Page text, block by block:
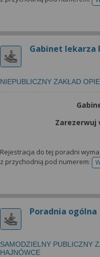
Gabinet lekarza
NIEPUBLICZNY ZAKŁAD
Rejestracja do tej poradni
z przychodnią pod numerem:
Poradnia ogólna
SAMODZIELNY PUBLICZNY
HAJNÓWCE